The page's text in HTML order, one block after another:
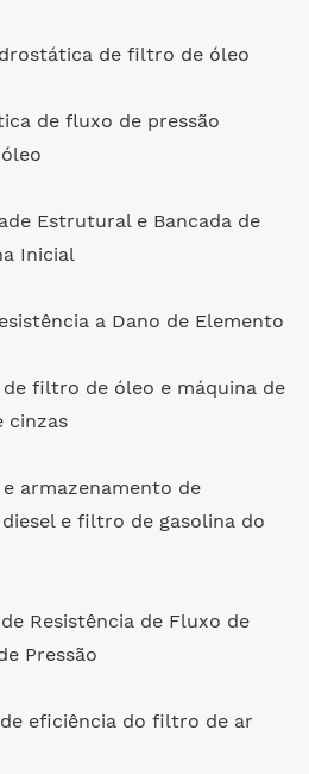
de filtro de óleo
de fluxo de pressão
Estrutural e Bancada de
Inicial
a Dano de Elemento
filtro de óleo e máquina de
cinzas
armazenamento de
e filtro de gasolina do
Resistência de Fluxo de
Pressão
eficiência do filtro de ar